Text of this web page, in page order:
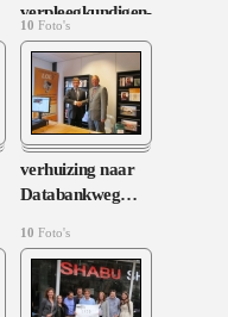
verpleegkundigen-
27-28-nov-2012
10 Foto's
verhuizing naar
Databankweg…
10 Foto's